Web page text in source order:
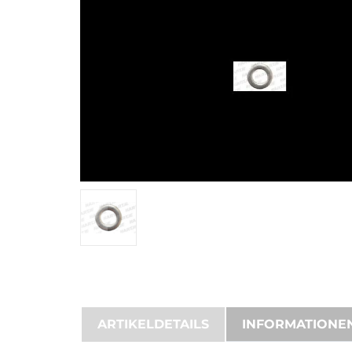
ARTIKELDETAILS